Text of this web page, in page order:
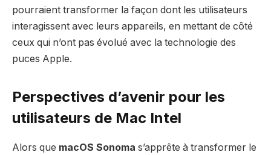
pourraient transformer la façon dont les utilisateurs
interagissent avec leurs appareils, en mettant de côté
ceux qui n’ont pas évolué avec la technologie des
puces Apple.
Perspectives d’avenir pour les
utilisateurs de Mac Intel
Alors que macOS Sonoma s’apprête à transformer le